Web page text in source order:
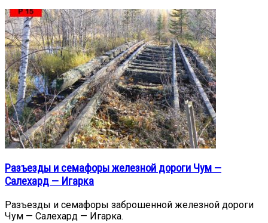
Разъезды и семафоры железной дороги Чум —
Салехард — Игарка
Разъезды и семафоры заброшенной железной дороги
Чум — Салехард — Игарка.